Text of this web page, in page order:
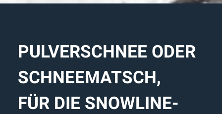
PULVERSCHNEE ODER
SCHNEEMATSCH,
FÜR DIE SNOWLINE-